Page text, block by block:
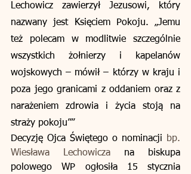
Lechowicz zawierzył Jezusowi, który
nazwany jest Księciem Pokoju. „Jemu
też polecam w modlitwie szczególnie
wszystkich żołnierzy i kapelanów
wojskowych – mówił – którzy w kraju i
poza jego granicami z oddaniem oraz z
narażeniem zdrowia i życia stoją na
straży pokoju””
Decyzję Ojca Świętego o nominacji
bp.
Wiesława Lechowicza na biskupa
polowego WP ogłosiła 15 stycznia